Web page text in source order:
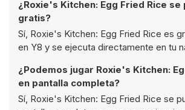
¿Roxie's Kitchen: Egg Fried Rice se
gratis?
Sí, Roxie's Kitchen: Egg Fried Rice es
en Y8 y se ejecuta directamente en tu
¿Podemos jugar Roxie's Kitchen:
en pantalla completa?
Sí, Roxie's Kitchen: Egg Fried Rice se